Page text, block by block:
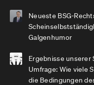
Neueste BSG-
Galgenhumor
Ergebnisse
Umfrage: Wie viele
die Bedingungen